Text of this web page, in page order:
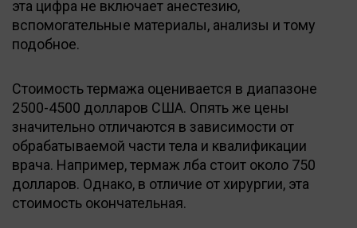
эта цифра не включает анестезию,
вспомогательные материалы, анализы и тому
подобное.
Стоимость термажа оценивается в диапазоне
2500-4500 долларов США. Опять же цены
значительно отличаются в зависимости от
обрабатываемой части тела и квалификации
врача. Например, термаж лба стоит около 750
долларов. Однако, в отличие от хирургии, эта
стоимость окончательная.